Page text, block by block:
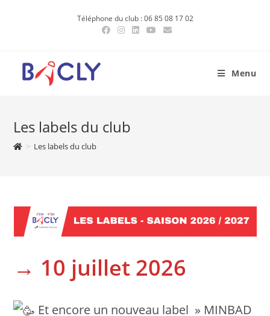
Téléphone du club : 06 85 08 17 02
Menu
Les labels du club
> Les labels du club
→ 10 juillet 2026
Et encore un nouveau label » MINBAD